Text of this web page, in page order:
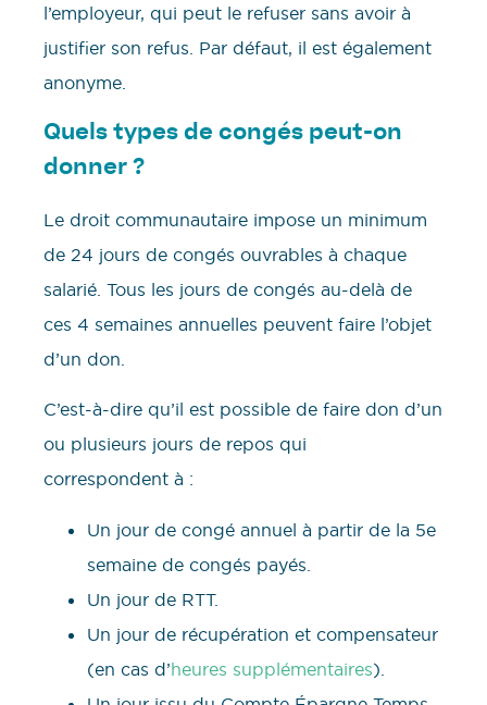
l’employeur, qui peut le refuser sans avoir à
justifier son refus. Par défaut, il est également
anonyme.
Quels types de congés peut-on
donner ?
Le droit communautaire impose un minimum
de 24 jours de congés ouvrables à chaque
salarié. Tous les jours de congés au-delà de
ces 4 semaines annuelles peuvent faire l’objet
d’un don.
C’est-à-dire qu’il est possible de faire don d’un
ou plusieurs jours de repos qui
correspondent à :
Un jour de congé annuel à partir de la 5e
semaine de congés payés.
Un jour de RTT.
Un jour de récupération et compensateur
(en cas d’heures supplémentaires).